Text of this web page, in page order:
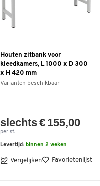
Houten zitbank voor
kleedkamers, L 1000 x D 300
x H 420 mm
Varianten beschikbaar
slechts € 155,00
per st.
Levertijd: binnen 2 weken
Vergelijken Favorietenlijst